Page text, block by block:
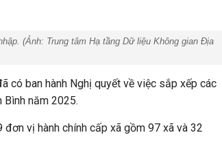
(Ảnh: Trung tâm Hạ tầng Dữ liệu Không gian Địa
có ban hành Nghị quyết về việc sắp xếp các
Bình năm 2025.
vị hành chính cấp xã gồm 97 xã và 32